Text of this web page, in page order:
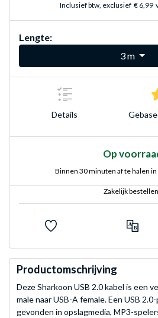
Inclusief btw, exclusief € 6,99
Lengte:
3 m
Details
Op
Binnen 30 minuten af te halen
Zakelijk
Productomschrijving
Deze Sharkoon USB 2.0 kabel is een
male naar USB-A female. Een USB
gevonden in opslagmedia, MP3-